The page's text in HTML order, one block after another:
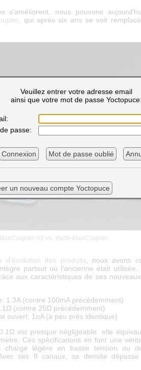
Veuillez entrer votre adresse email
ainsi que votre mot de passe Yoctopuce:
passe:
Connexion Mot de passe oublié
un nouveau compte Yoctopuce
s'améliorent, nous pouvons
, qui après six ans se voit
V2 vs. Yocto-MaxiCoupler
d'évolution des produits , nous avons
partout où l'ancienne était utilisée.
aux caractéristiques de ses
1.3A (contre 100mA précédemment)
(contre 25Ω précédemment)
ouvert: 1nA (à peu près identique)
est presque négligeable: elle
Ces spécifications en font une
charge légère en basse tension ou
ses 8 canaux, sa densité